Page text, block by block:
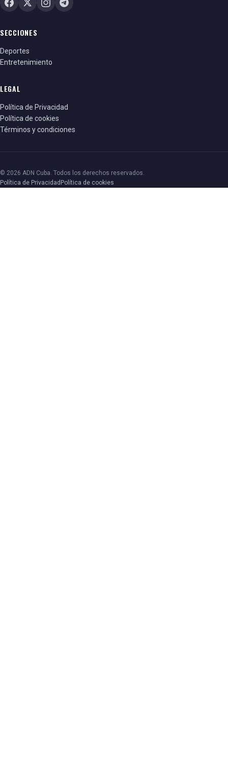
SECCIONES
Deportes
Entretenimiento
LEGAL
Política de Privacidad
Política de cookies
Términos y condiciones
© 2026 ADN Cuba. Todos los derechos reservados.
Política de Privacidad Política de cookies